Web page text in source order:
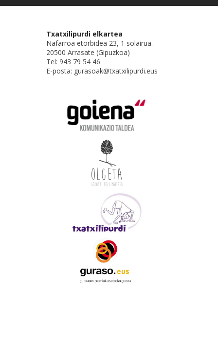
Txatxilipurdi elkartea
Nafarroa etorbidea 23, 1 solairua.
20500 Arrasate (Gipuzkoa)
Tel: 943 79 54 46
E-posta: gurasoak@txatxilipurdi.eus